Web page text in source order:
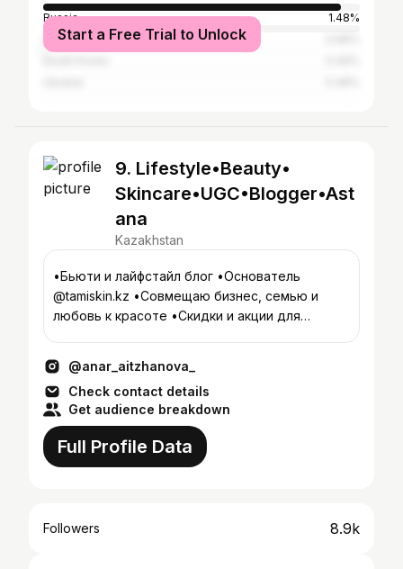
Russia
1.48%
United States
Start a Free Trial to Unlock
9. Lifestyle•Beauty•
Skincare•UGC•Blogger•Ast
ana
Kazakhstan
•Бьюти и лайфстайл блог •Основатель
@tamiskin.kz •Совмещаю бизнес, семью и
любовь к красоте •Скидки и акции для
@anar_aitzhanova_
Check contact details
Get audience breakdown
Full Profile Data
Followers 8.9k